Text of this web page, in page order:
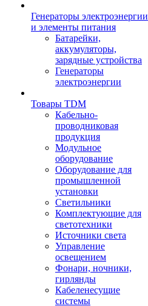
Генераторы электроэнергии
и элементы питания
Батарейки,
аккумуляторы,
зарядные устройства
Генераторы
электроэнергии
Товары TDM
Кабельно-
проводниковая
продукция
Модульное
оборудование
Оборудование для
промышленной
установки
Светильники
Комплектующие для
светотехники
Источники света
Управление
освещением
Фонари, ночники,
гирлянды
Кабеленесущие
системы